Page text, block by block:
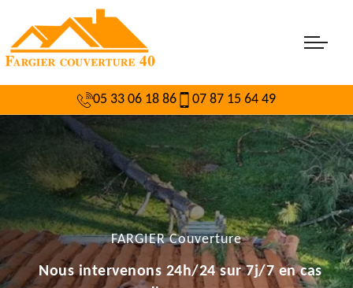
05 33 06 18 86 07 87 15 64 49
FARGIER Couverture
Nous intervenons 24h/24 sur 7j/7 en cas